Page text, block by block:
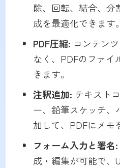
除、回転、結合、
成を最適化できます。
PDF圧縮: コンテン
なく、PDFのファイ
きます。
注釈追加: テキスト
ー、鉛筆スケッチ、
加して、PDFにメモ
フォーム入力と署名:
成・編集が可能で、